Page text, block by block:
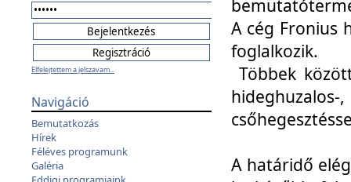
Elfelejtettem a jelszavam...
Navigáció
Bemutatkozás
Hírek
Féléves programunk
Galéria
A cég Fronius
foglalkozik.
Többek
A határidő